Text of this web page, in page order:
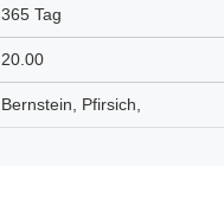
365 Tag
20.00
Bernstein, Pfirsich,